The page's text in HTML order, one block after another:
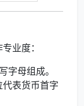
业度：
字母组成。
表货币首字